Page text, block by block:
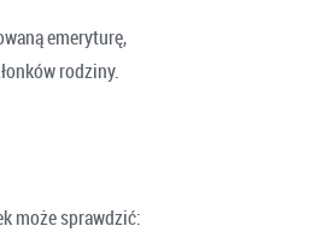
emeryturę,
rodziny.
może sprawdzić: